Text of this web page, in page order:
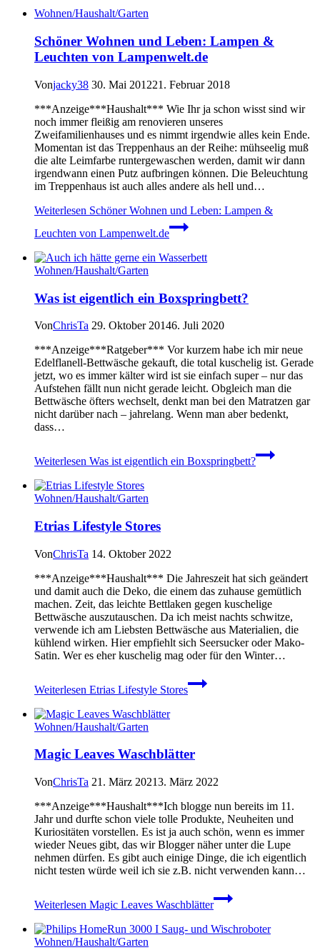
Wohnen/Haushalt/Garten
Schöner Wohnen und Leben: Lampen &
Leuchten von Lampenwelt.de
Vonjacky38 30. Mai 201221. Februar 2018
***Anzeige***Haushalt*** Wie Ihr ja schon wisst sind wir
noch immer fleißig am renovieren unseres
Zweifamilienhauses und es nimmt irgendwie alles kein Ende.
Momentan ist das Treppenhaus an der Reihe: mühseelig muß
die alte Leimfarbe runtergewaschen werden, damit wir dann
irgendwann einen Putz aufbringen können. Die Beleuchtung
im Treppenhaus ist auch alles andere als hell und…
Weiterlesen Schöner Wohnen und Leben: Lampen &
Leuchten von Lampenwelt.de
Wohnen/Haushalt/Garten
Was ist eigentlich ein Boxspringbett?
VonChrisTa 29. Oktober 20146. Juli 2020
***Anzeige***Ratgeber*** Vor kurzem habe ich mir neue
Edelflanell-Bettwäsche gekauft, die total kuschelig ist. Gerade
jetzt, wo es immer kälter wird ist sie einfach super – nur das
Aufstehen fällt nun nicht gerade leicht. Obgleich man die
Bettwäsche öfters wechselt, denkt man bei den Matratzen gar
nicht darüber nach – jahrelang. Wenn man aber bedenkt,
dass…
Weiterlesen Was ist eigentlich ein Boxspringbett?
Wohnen/Haushalt/Garten
Etrias Lifestyle Stores
VonChrisTa 14. Oktober 2022
***Anzeige***Haushalt*** Die Jahreszeit hat sich geändert
und damit auch die Deko, die einem das zuhause gemütlich
machen. Zeit, das leichte Bettlaken gegen kuschelige
Bettwäsche auszutauschen. Da ich meist nachts schwitze,
verwende ich am Liebsten Bettwäsche aus Materialien, die
kühlend wirken. Hier empfiehlt sich Seersucker oder Mako-
Satin. Wer es eher kuschelig mag oder für den Winter…
Weiterlesen Etrias Lifestyle Stores
Wohnen/Haushalt/Garten
Magic Leaves Waschblätter
VonChrisTa 21. März 20213. März 2022
***Anzeige***Haushalt***Ich blogge nun bereits im 11.
Jahr und durfte schon viele tolle Produkte, Neuheiten und
Kuriositäten vorstellen. Es ist ja auch schön, wenn es immer
wieder Neues gibt, das wir Blogger näher unter die Lupe
nehmen dürfen. Es gibt auch einige Dinge, die ich eigentlich
nicht testen würde weil ich sie z.B. nicht verwenden kann…
Weiterlesen Magic Leaves Waschblätter
Wohnen/Haushalt/Garten